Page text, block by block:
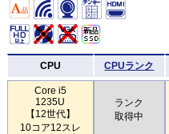
CPU CPUランク
Core i5
1235U
【12世代】
10コア12スレ
ランク
取得中